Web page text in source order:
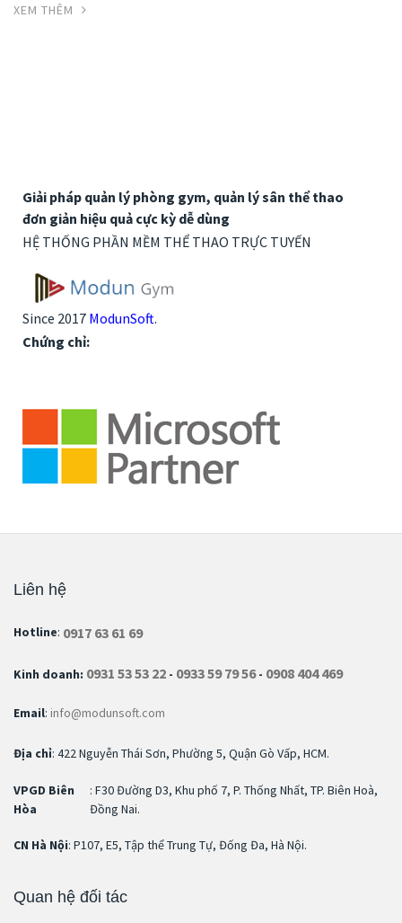
XEM THÊM
Giải pháp quản lý phòng gym, quản lý sân thể thao
đơn giản hiệu quả cực kỳ dễ dùng
HỆ THỐNG PHẦN MỀM THỂ THAO TRỰC TUYẾN
Since 2017 ModunSoft.
Chứng chỉ:
Liên hệ
Hotline: 0917 63 61 69
Kinh doanh: 0931 53 53 22 - 0933 59 79 56- 0908 404 469
Email: info@modunsoft.com
Địa chỉ: 422 Nguyễn Thái Sơn, Phường 5, Quận Gò Vấp, HCM.
VPGD Biên
Hòa
: F30 Đường D3, Khu phố 7, P. Thống Nhất, TP. Biên Hoà,
Đồng Nai.
CN Hà Nội: P107, E5, Tập thể Trung Tự, Đống Đa, Hà Nội.
Quan hệ đối tác